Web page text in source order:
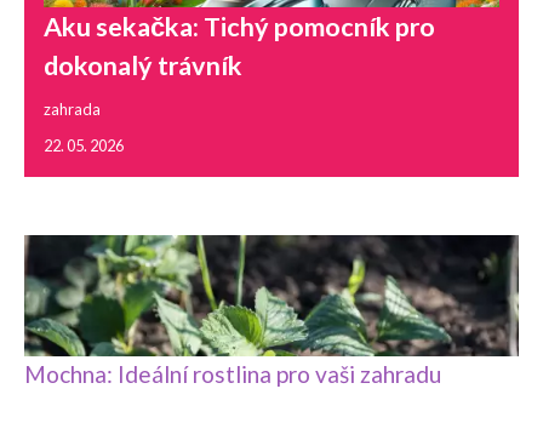
Aku sekačka: Tichý pomocník pro
dokonalý trávník
zahrada
22. 05. 2026
Mochna: Ideální rostlina pro vaši zahradu